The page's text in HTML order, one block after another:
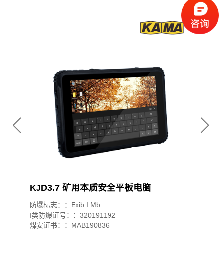
KJD3.7 矿用本质安全平板电脑
防爆标志：：Exib I Mb
I类防爆证号：：320191192
煤安证书：：MAB190836